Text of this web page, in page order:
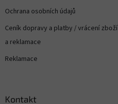
Ochrana osobních údajů
Ceník dopravy a platby / vrácení zboží
a reklamace
Reklamace
Kontakt